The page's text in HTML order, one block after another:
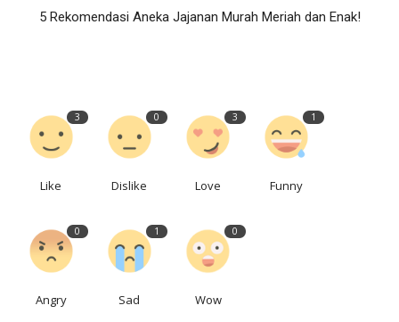
5 Rekomendasi Aneka Jajanan Murah Meriah dan Enak!
3
Like
0
Dislike
3
Love
1
Funny
0
Angry
1
Sad
0
Wow